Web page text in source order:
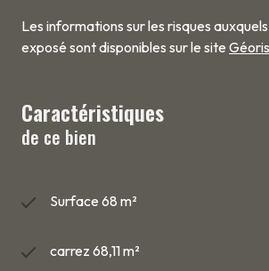
Les informations sur les risques
exposé sont disponibles sur le site
Caractéristiques
de ce bien
Surface 68 m²
carrez 68,11 m²